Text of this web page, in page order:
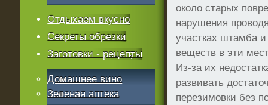
около старых
нарушения
участках штамба и
веществ в эти
Из-за их
развивать
перезимовки без
Отдыхаем вкусно
Секреты обрезки
Заготовки - рецепты
Домашнее вино
Зеленая аптека